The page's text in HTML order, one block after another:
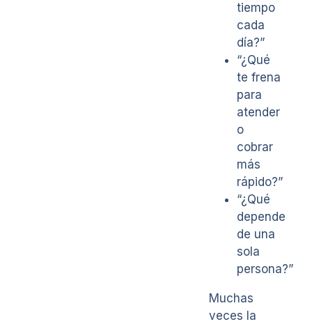
tiempo
cada
día?”
“¿Qué
te frena
para
atender
o
cobrar
más
rápido?”
“¿Qué
depende
de una
sola
persona?”
Muchas
veces la